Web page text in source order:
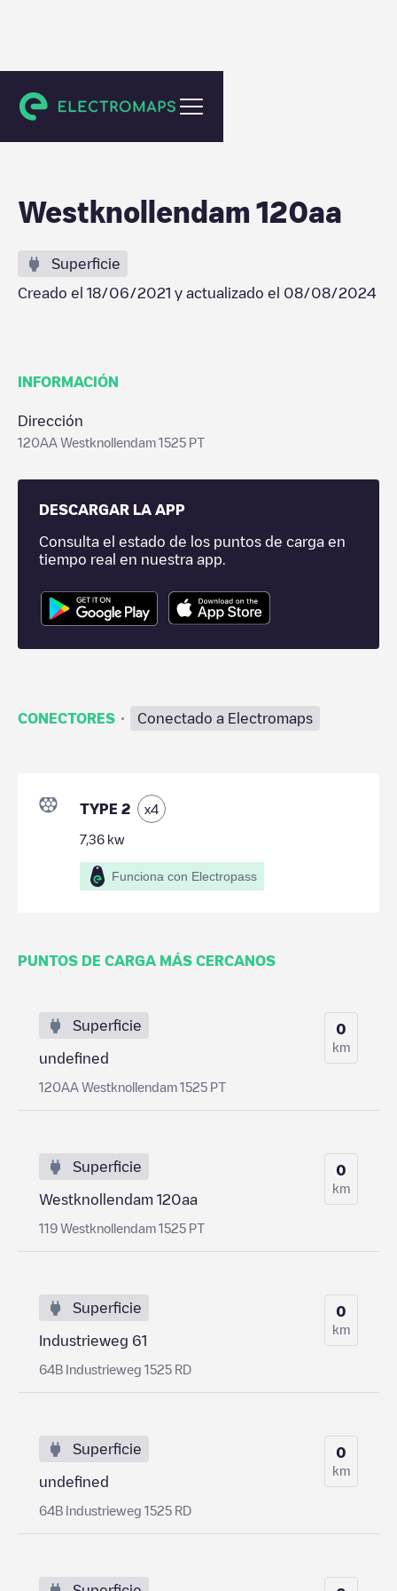
Westknollendam
Westknollendam 120aa
Superficie
Creado el 18/06/2021 y actualizado el 08/08/2024
INFORMACIÓN
Dirección
120AA Westknollendam 1525 PT
DESCARGAR LA APP
Consulta el estado de los puntos de carga en
tiempo real en nuestra app.
CONECTORES · Conectado a Electromaps
TYPE 2 x4
7,36 kw
Funciona con Electropass
PUNTOS DE CARGA MÁS CERCANOS
Superficie
undefined
120AA Westknollendam 1525 PT
0
km
Superficie
Westknollendam 120aa
119 Westknollendam 1525 PT
0
km
Superficie
Industrieweg 61
64B Industrieweg 1525 RD
0
km
Superficie
undefined
64B Industrieweg 1525 RD
0
km